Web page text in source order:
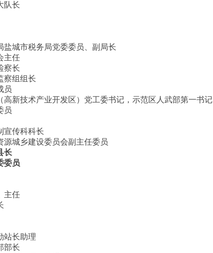
队长
盐城市税务局党委委员、副局长
主任
察长
察组组长
员
新技术产业开发区）党工委书记，示范区人武部第一书记
员
宣传科科长
城乡建设委员会副主任委员
长
委员
主任
站长助理
部长